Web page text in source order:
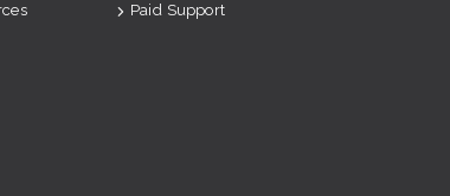
Paid Support